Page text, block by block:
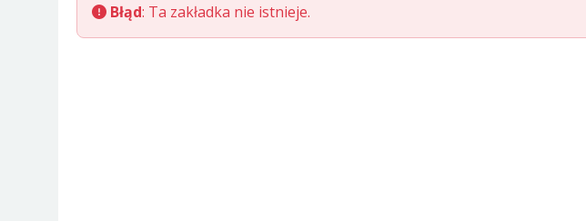
Błąd: Ta zakładka nie istnieje.